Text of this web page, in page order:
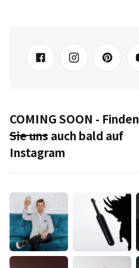
COMING SOON - Finden
Sie uns auch bald auf
Instagram